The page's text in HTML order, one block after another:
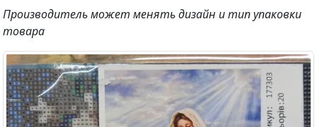
Производитель может менять дизайн и тип упаковки
товара